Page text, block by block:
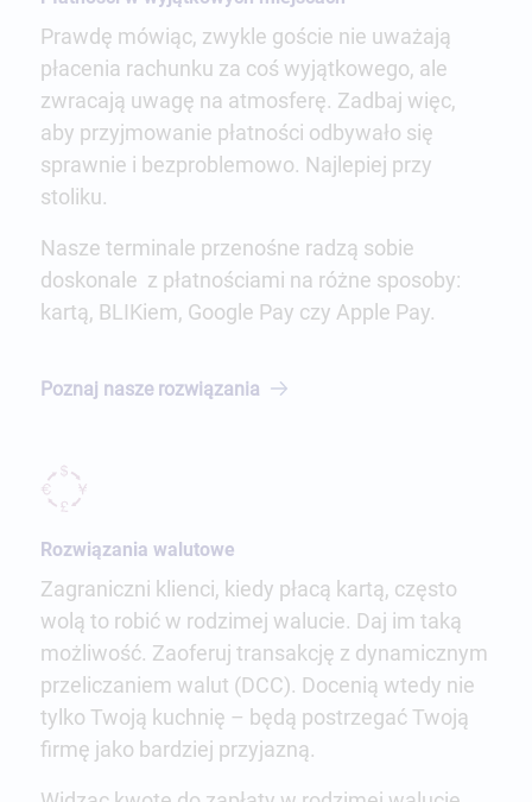
Prawdę mówiąc, zwykle goście nie uważają
płacenia rachunku za coś wyjątkowego, ale
zwracają uwagę na atmosferę. Zadbaj więc,
aby przyjmowanie płatności odbywało się
sprawnie i bezproblemowo. Najlepiej przy
stoliku.
Nasze terminale przenośne radzą sobie
doskonale z płatnościami na różne sposoby:
kartą, BLIKiem, Google Pay czy Apple Pay.
Poznaj nasze rozwiązania
Rozwiązania walutowe
Zagraniczni klienci, kiedy płacą kartą, często
wolą to robić w rodzimej walucie. Daj im taką
możliwość. Zaoferuj transakcję z dynamicznym
przeliczaniem walut (DCC). Docenią wtedy nie
tylko Twoją kuchnię – będą postrzegać Twoją
firmę jako bardziej przyjazną.